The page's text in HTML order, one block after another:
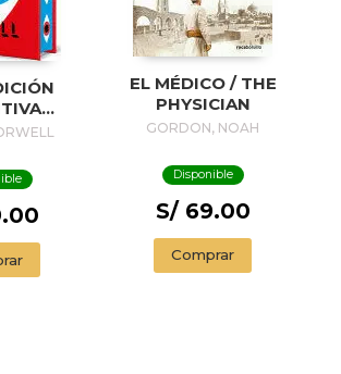
THE
CON
BY THE
EL MÉDICO / THE
PHYSICIAN
GORDON, NOAH
Disponible
S/ 69.00
Comprar